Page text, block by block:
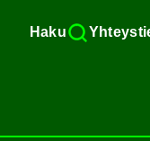
Haku